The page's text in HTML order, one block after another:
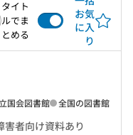
タイト
ルでま
とめる
お気
に入
り
害者向け資料あり
国会図書館 全国の図書館